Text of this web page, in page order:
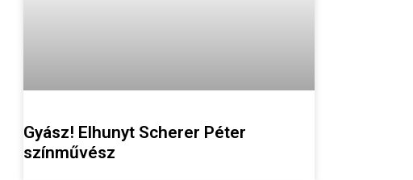
Gyász! Elhunyt Scherer Péter
színművész